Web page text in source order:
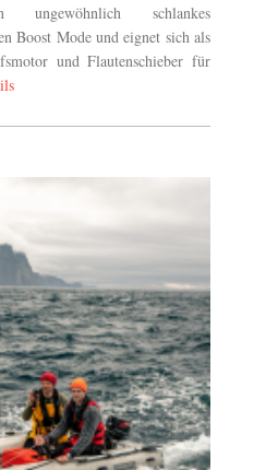
ungewöhnlich schlankes
Boost Mode und eignet sich als
und Flautenschieber für